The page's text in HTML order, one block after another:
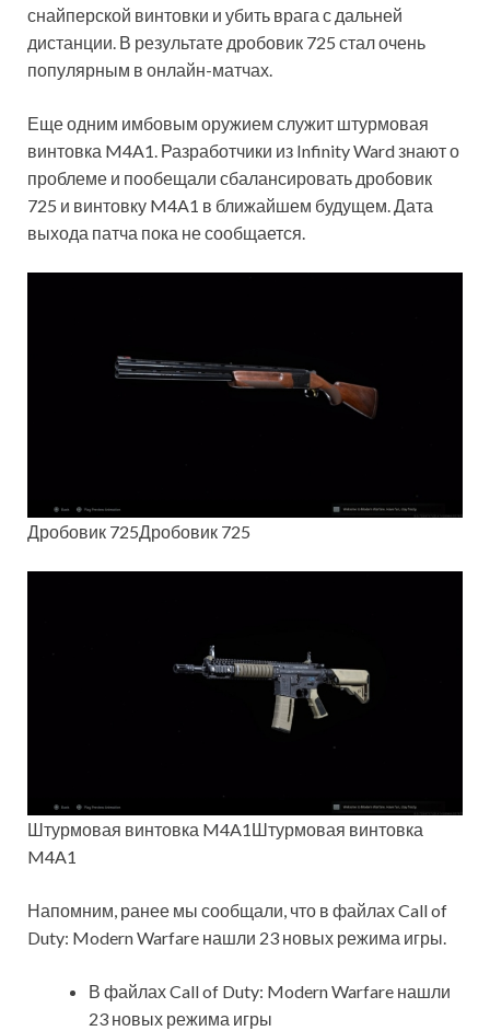
снайперской винтовки и убить врага с дальней
дистанции. В результате дробовик 725 стал очень
популярным в онлайн-матчах.
Еще одним имбовым оружием служит штурмовая
винтовка M4A1. Разработчики из Infinity Ward знают о
проблеме и пообещали сбалансировать дробовик
725 и винтовку M4A1 в ближайшем будущем. Дата
выхода патча пока не сообщается.
Дробовик 725Дробовик 725
Штурмовая винтовка M4A1Штурмовая винтовка
M4A1
Напомним, ранее мы сообщали, что в файлах Call of
Duty: Modern Warfare нашли 23 новых режима игры.
В файлах Call of Duty: Modern Warfare нашли
23 новых режима игры